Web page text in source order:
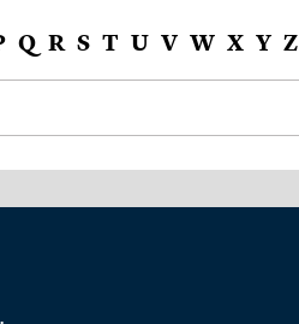
Q R S T U V W X Y Z